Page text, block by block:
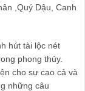
,Quý Dậu, Canh
hút tài lộc nét
phong thủy.
cho sự cao cả và
những câu